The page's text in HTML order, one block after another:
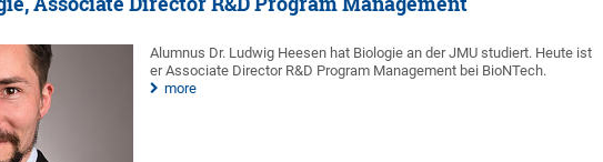
Alumnus Dr. Ludwig Heesen hat Biologie an der JMU studiert. Heute ist
er Associate Director R&D Program Management bei BioNTech.
more